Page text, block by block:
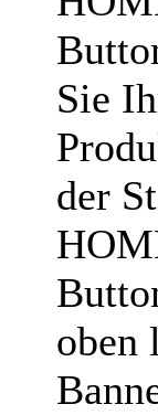
Sie
der
oben